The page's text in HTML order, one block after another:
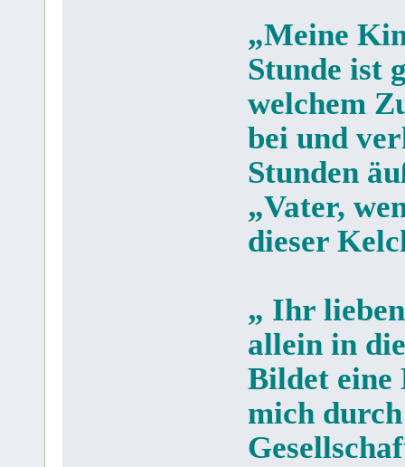
„Meine
Stunde ist
welchem
bei und
Stunden
„Vater,
dieser
„ Ihr
allein in
Bildet eine
mich